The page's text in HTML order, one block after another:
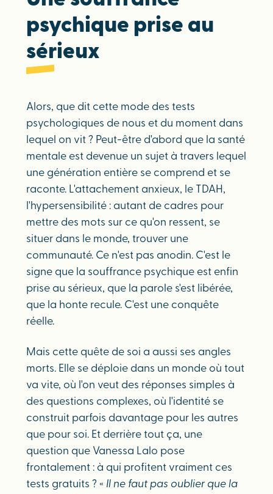
psychique prise au
sérieux
Alors, que dit cette mode des tests
psychologiques de nous et du moment dans
lequel on vit ? Peut-être d'abord que la santé
mentale est devenue un sujet à travers lequel
une génération entière se comprend et se
raconte. L'attachement anxieux, le TDAH,
l'hypersensibilité : autant de cadres pour
mettre des mots sur ce qu'on ressent, se
situer dans le monde, trouver une
communauté. Ce n'est pas anodin. C'est le
signe que la souffrance psychique est enfin
prise au sérieux, que la parole s'est libérée,
que la honte recule. C'est une conquête
réelle.
Mais cette quête de soi a aussi ses angles
morts. Elle se déploie dans un monde où tout
va vite, où l'on veut des réponses simples à
des questions complexes, où l'identité se
construit parfois davantage pour les autres
que pour soi. Et derrière tout ça, une
question que Vanessa Lalo pose
frontalement : à qui profitent vraiment ces
tests gratuits ? « Il ne faut pas oublier que la